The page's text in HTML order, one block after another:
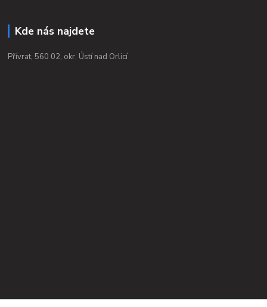
Kde nás najdete
Přívrat, 560 02, okr. Ústí nad Orlicí